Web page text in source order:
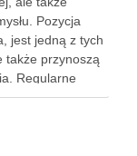
Pozycja
jest jedną z tych
także przynoszą
Regularne